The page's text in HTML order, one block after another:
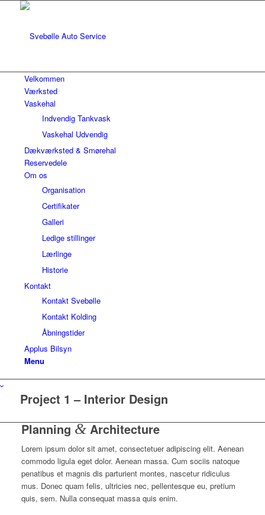
Velkommen
Værksted
Vaskehal
Indvendig Tankvask
Vaskehal Udvendig
Dækværksted & Smørehal
Reservedele
Om os
Organisation
Certifikater
Galleri
Ledige stillinger
Lærlinge
Historie
Kontakt
Kontakt Svebølle
Kontakt Kolding
Åbningstider
Applus Bilsyn
Menu
Project 1 – Interior Design
Planning &Architecture
Lorem ipsum dolor sit amet, consectetuer adipiscing elit. Aenean
commodo ligula eget dolor. Aenean massa. Cum sociis natoque
penatibus et magnis dis parturient montes, nascetur ridiculus
mus. Donec quam felis, ultricies nec, pellentesque eu, pretium
quis, sem. Nulla consequat massa quis enim.